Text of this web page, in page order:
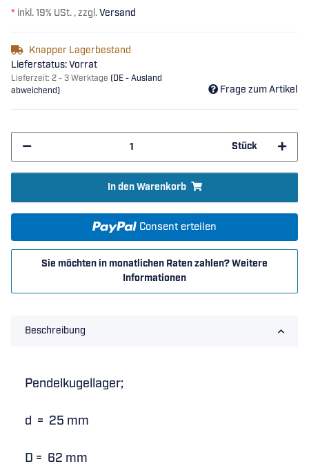
* inkl. 19% USt. , zzgl.Versand
Knapper Lagerbestand
Lieferstatus: Vorrat
Lieferzeit: 2 - 3 Werktage (DE - Ausland
abweichend)
Frage zum Artikel
Stück
In den Warenkorb
Consent erteilen
Sie möchten in monatlichen Raten zahlen?Weitere
Informationen
Beschreibung
Pendelkugellager;
d = 25 mm
D = 62 mm